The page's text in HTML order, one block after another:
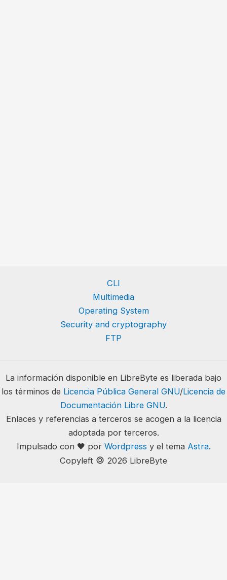
CLI
Multimedia
Operating System
Security and cryptography
FTP
La información disponible en LibreByte es liberada bajo
los términos de Licencia Pública General GNU/Licencia de
Documentación Libre GNU.
Enlaces y referencias a terceros se acogen a la licencia
adoptada por terceros.
Impulsado con 🖤 por Wordpress y el tema Astra.
Copyleft 🄯 2026 LibreByte